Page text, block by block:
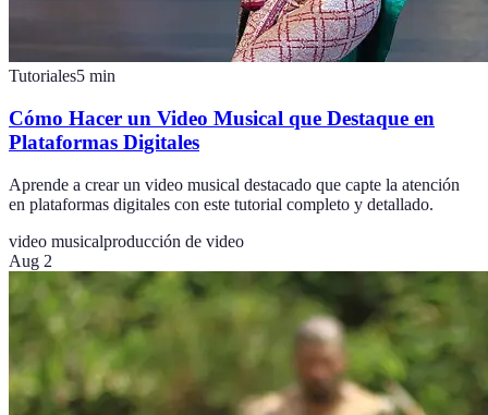
Tutoriales5 min
Cómo Hacer un Video Musical que Destaque en
Plataformas Digitales
Aprende a crear un video musical destacado que capte la atención
en plataformas digitales con este tutorial completo y detallado.
video musicalproducción de video
Aug 2